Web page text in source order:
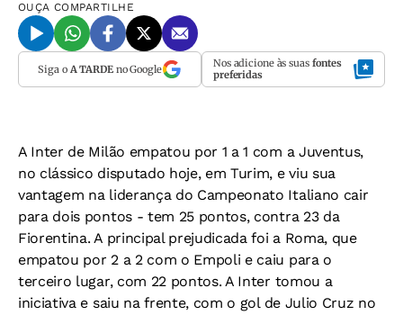
OUÇA COMPARTILHE
Siga o A TARDEno Google Nos adicione às suas fontes
preferidas
A Inter de Milão empatou por 1 a 1 com a Juventus,
no clássico disputado hoje, em Turim, e viu sua
vantagem na liderança do Campeonato Italiano cair
para dois pontos - tem 25 pontos, contra 23 da
Fiorentina. A principal prejudicada foi a Roma, que
empatou por 2 a 2 com o Empoli e caiu para o
terceiro lugar, com 22 pontos. A Inter tomou a
iniciativa e saiu na frente, com o gol de Julio Cruz no